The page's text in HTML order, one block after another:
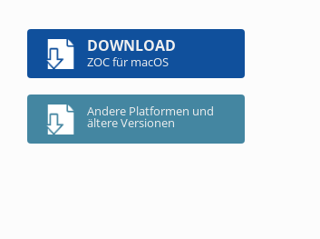
DOWNLOAD
ZOC für macOS
Andere Platformen und
ältere Versionen